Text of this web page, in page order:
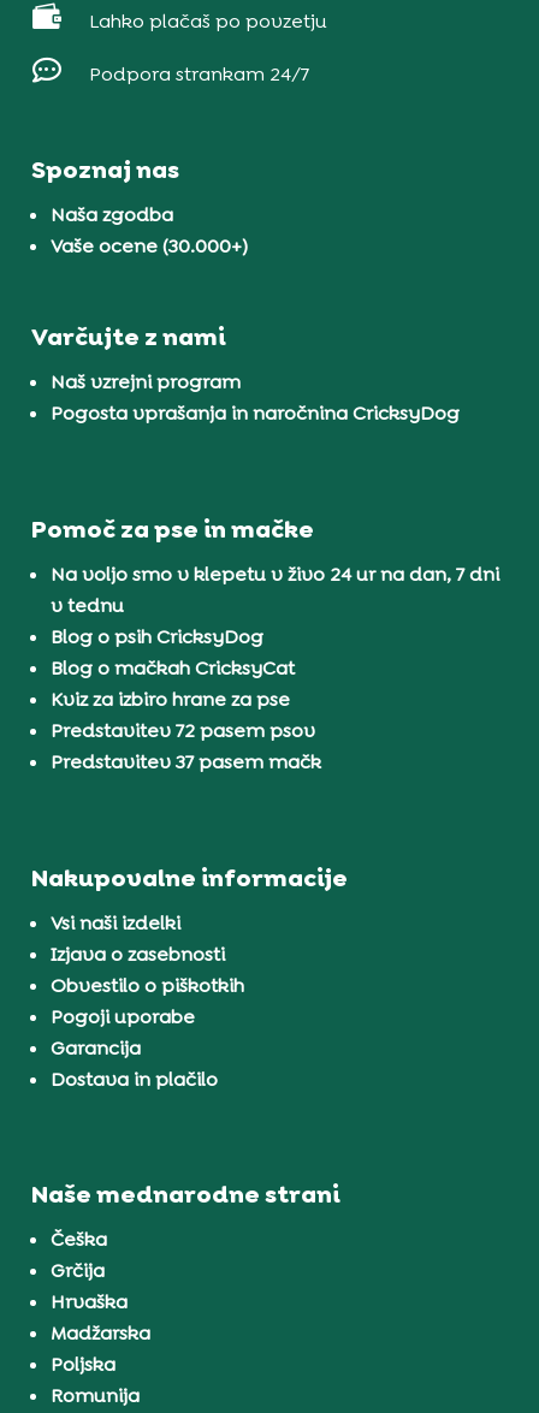
 Lahko plačaš po povzetju
 Podpora strankam 24/7
Spoznaj nas
Naša zgodba
Vaše ocene (30.000+)
Varčujte z nami
Naš vzrejni program
Pogosta vprašanja in naročnina CricksyDog
Pomoč za pse in mačke
Na voljo smo v klepetu v živo 24 ur na dan, 7 dni
v tednu
Blog o psih CricksyDog
Blog o mačkah CricksyCat
Kviz za izbiro hrane za pse
Predstavitev 72 pasem psov
Predstavitev 37 pasem mačk
Nakupovalne informacije
Vsi naši izdelki
Izjava o zasebnosti
Obvestilo o piškotkih
Pogoji uporabe
Garancija
Dostava in plačilo
Naše mednarodne strani
Češka
Grčija
Hrvaška
Madžarska
Poljska
Romunija